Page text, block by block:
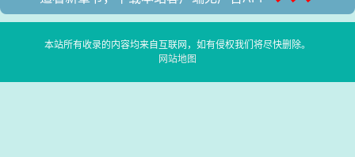
本站所有收录的内容均来自互联网，如有侵权我们将尽快删除。
网站地图